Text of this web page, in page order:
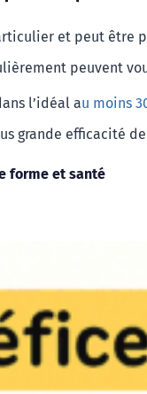
et peut être
peuvent
l’idéal au moins
grande efficacité
forme et santé